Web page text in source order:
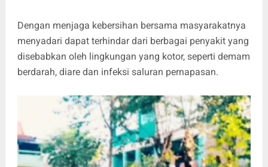
Dengan menjaga kebersihan bersama masyarakatnya
menyadari dapat terhindar dari berbagai penyakit yang
disebabkan oleh lingkungan yang kotor, seperti demam
berdarah, diare dan infeksi saluran pernapasan.